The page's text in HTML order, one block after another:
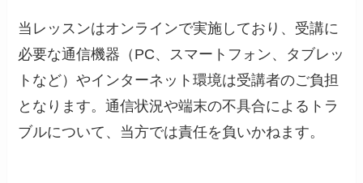
当レッスンはオンラインで実施しており、受講に
必要な通信機器（PC、スマートフォン、タブレッ
トなど）やインターネット環境は受講者のご負担
となります。通信状況や端末の不具合によるトラ
ブルについて、当方では責任を負いかねます。